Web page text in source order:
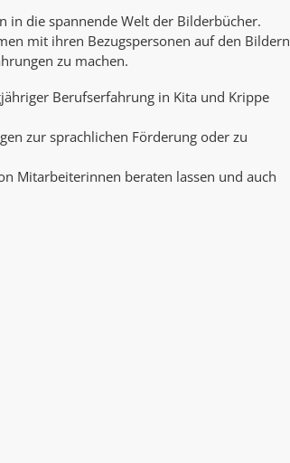
in die spannende Welt der Bilderbücher.
mit ihren Bezugspersonen auf den Bildern
zu machen.
Berufserfahrung in Kita und Krippe
zur sprachlichen Förderung oder zu
Mitarbeiterinnen beraten lassen und auch